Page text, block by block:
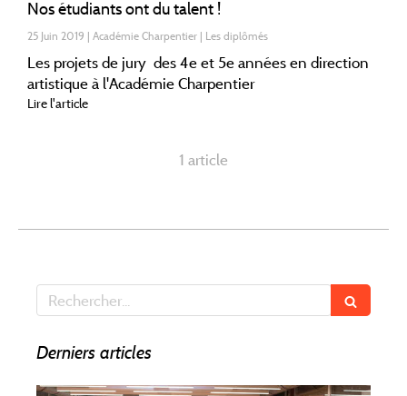
Nos étudiants ont du talent !
25 Juin 2019 Académie Charpentier Les diplômés
Les projets de jury des 4e et 5e années en direction
artistique à l'Académie Charpentier
Lire l'article
1 article
Rechercher
Derniers articles